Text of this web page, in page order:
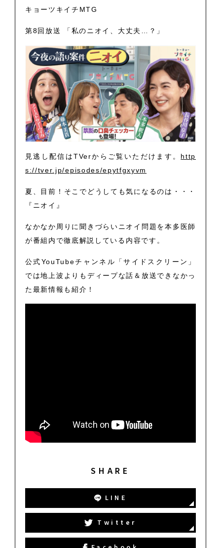
キョーツキイチMTG
第8回放送 「私のニオイ、大丈夫…？」
見逃し配信はTVerからご覧いただけます。 http
s://tver.jp/episodes/epytfgxyvm
夏、目前！そこでどうしても気になるのは・・・
『ニオイ』
なかなか周りに聞きづらいニオイ問題を本多医師
が番組内で徹底解説している内容です。
公式YouTubeチャンネル「サイドスクリーン」
では地上波よりもディープな話＆放送できなかっ
た最新情報も紹介！
SHARE
LINE
Twitter